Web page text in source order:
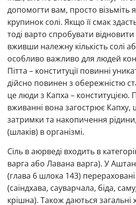
допомогти вам, просто візьміть
крупинок солі. Якщо її смак
тоді варто спробувати
вживши належну кількість солі
особливо важливо для людей
Пітта – конституції повинні
дійсно повинен з обережністю
це люди з Капха – конституцією.
вживанні вона загострює
затримки та накопичення
(шлаків) в організмі.
Сіль в аюрведі входить в
варга або Лавана варга). У
(глава 6 шлока 143) перераховані
(саіндхава, сауварчала, біда,
крішна). Також даються загальні